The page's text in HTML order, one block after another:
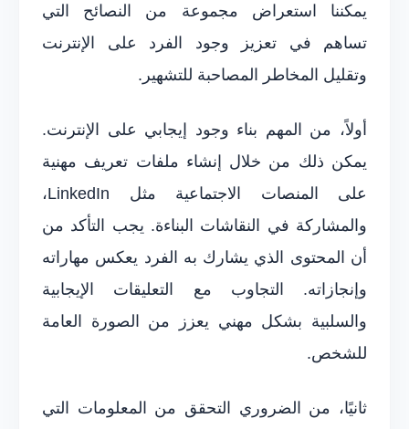
يمكننا استعراض مجموعة من النصائح التي
تساهم في تعزيز وجود الفرد على الإنترنت
وتقليل المخاطر المصاحبة للتشهير.
أولاً، من المهم بناء وجود إيجابي على الإنترنت.
يمكن ذلك من خلال إنشاء ملفات تعريف مهنية
على المنصات الاجتماعية مثل LinkedIn،
والمشاركة في النقاشات البناءة. يجب التأكد من
أن المحتوى الذي يشارك به الفرد يعكس مهاراته
وإنجازاته. التجاوب مع التعليقات الإيجابية
والسلبية بشكل مهني يعزز من الصورة العامة
للشخص.
ثانيًا، من الضروري التحقق من المعلومات التي